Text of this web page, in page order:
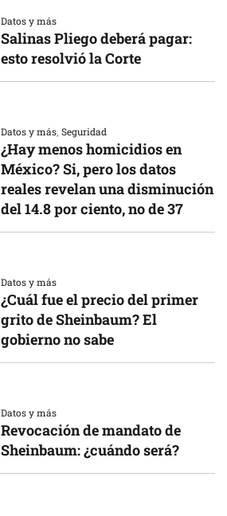
Datos y más
Salinas Pliego deberá pagar:
esto resolvió la Corte
Datos y más,Seguridad
¿Hay menos homicidios en
México? Si, pero los datos
reales revelan una disminución
del 14.8 por ciento, no de 37
Datos y más
¿Cuál fue el precio del primer
grito de Sheinbaum? El
gobierno no sabe
Datos y más
Revocación de mandato de
Sheinbaum: ¿cuándo será?